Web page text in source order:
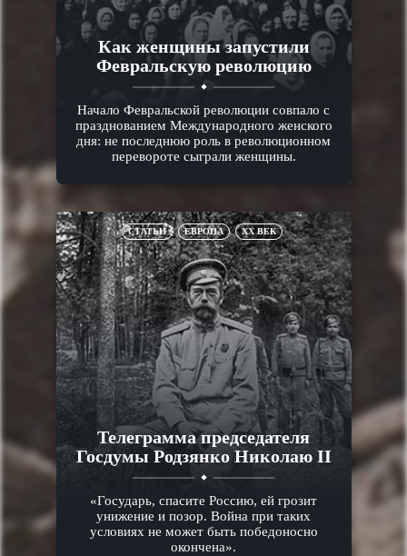
Как женщины запустили
Февральскую революцию
Начало Февральской революции совпало с
празднованием Международного женского
дня: не последнюю роль в революционном
перевороте сыграли женщины.
СТАТЬИ ЕВРОПА XX ВЕК
Телеграмма председателя
Госдумы Родзянко Николаю II
«Государь, спасите Россию, ей грозит
унижение и позор. Война при таких
условиях не может быть победоносно
окончена».